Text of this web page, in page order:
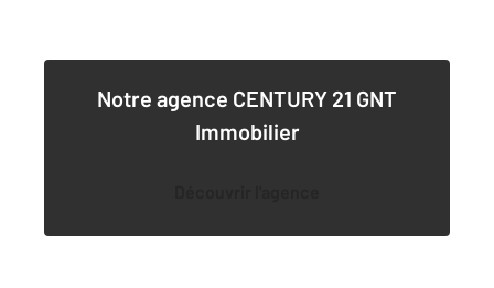
Notre agence CENTURY 21 GNT
Immobilier